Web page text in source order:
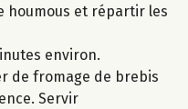
houmous et répartir les
environ.
de fromage de brebis
Servir